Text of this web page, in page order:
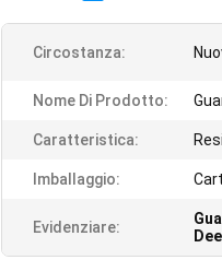
Circostanza:
Nome Di Prodotto:
Caratteristica:
Imballaggio:
Evidenziare: